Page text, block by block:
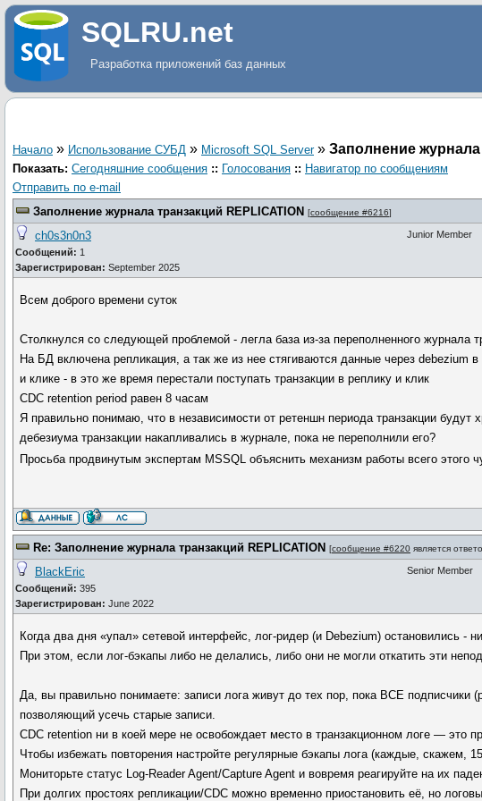
SQLRU.net
Разработка приложений баз данных
Начало » Использование СУБД » Microsoft SQL Server» Заполнение журнала
Показать: Сегодняшние сообщения :: Голосования :: Навигатор по сообщениям
Отправить по e-mail
Заполнение журнала транзакций REPLICATION [сообщение #6216]
ch0s3n0n3
Сообщений: 1
Зарегистрирован: September 2025
Junior Member
Всем доброго времени суток
Столкнулся со следующей проблемой - легла база из-за переполненного журнала
На БД включена репликация, а так же из нее стягиваются данные через debezium
и клике - в это же время перестали поступать транзакции в реплику и клик
CDC retention period равен 8 часам
Я правильно понимаю, что в независимости от ретеншн периода транзакции
дебезиума транзакции накапливались в журнале, пока не переполнили его?
Просьба продвинутым экспертам MSSQL объяснить механизм работы всего этого
Re: Заполнение журнала транзакций REPLICATION [сообщение #6220 является
BlackEric
Сообщений: 395
Зарегистрирован: June 2022
Senior Member
Когда два дня «упал» сетевой интерфейс, лог-ридер (и Debezium) остановились -
При этом, если лог-бэкапы либо не делались, либо они не могли откатить эти
Да, вы правильно понимаете: записи лога живут до тех пор, пока ВСЕ подписчики
позволяющий усечь старые записи.
CDC retention ни в коей мере не освобождает место в транзакционном логе — это
Чтобы избежать повторения настройте регулярные бэкапы лога (каждые, скажем,
Мониторьте статус Log-Reader Agent/Capture Agent и вовремя реагируйте на их
При долгих простоях репликации/CDC можно временно приостановить её, но